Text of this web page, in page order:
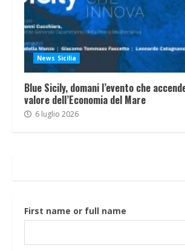
News Sicilia
Blue Sicily, domani l’evento che
valore dell’Economia del Mare
6 luglio 2026
First name or full name